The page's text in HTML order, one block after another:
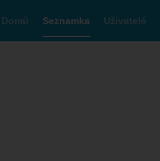
Domů Seznamka Uživatelé